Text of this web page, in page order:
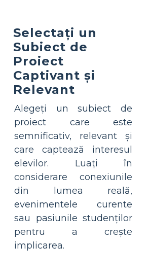
Selectați un
Subiect de
Proiect
Captivant și
Relevant
Alegeți un subiect de
proiect care este
semnificativ, relevant și
care captează interesul
elevilor. Luați în
considerare conexiunile
din lumea reală,
evenimentele curente
sau pasiunile studenților
pentru a crește
implicarea.